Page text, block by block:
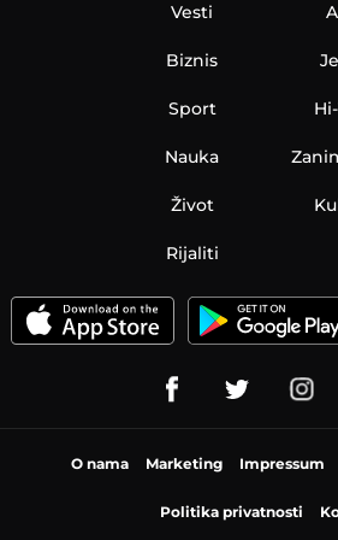
Vesti
Biznis
Sport
Nauka
Život
Rijaliti
O nama Marketing Impressum
Politika privatnosti